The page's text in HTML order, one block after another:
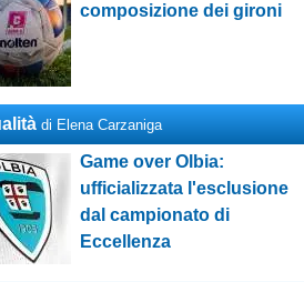
composizione dei gironi
di Elena Carzaniga
Game over Olbia:
ufficializzata l'esclusione
dal campionato di
Eccellenza